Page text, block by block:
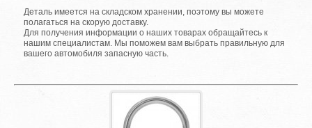
Деталь имеется на складском хранении, поэтому вы можете
полагаться на скорую доставку.
Для получения информации о наших товарах обращайтесь к
нашим специалистам. Мы поможем вам выбрать правильную для
вашего автомобиля запасную часть.